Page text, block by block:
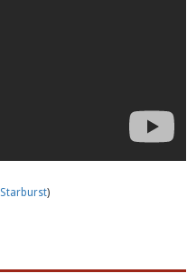
Starburst)